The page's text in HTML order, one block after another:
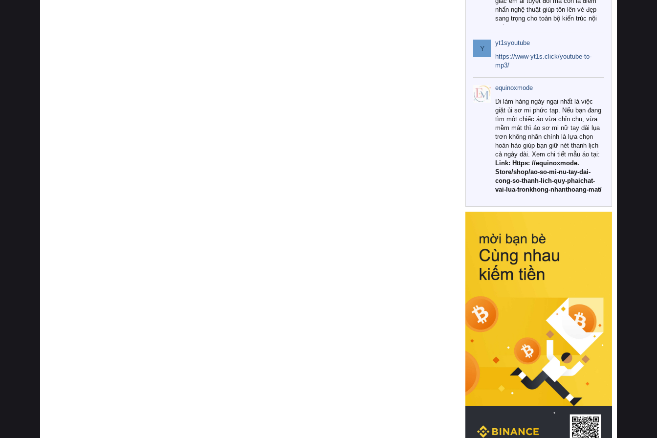
nhấn nghệ thuật giúp tôn lên vẻ đẹp
sang trọng cho toàn bộ kiến trúc nội
Tuy nhiên, giữa thị trường đa dạng
với vô vàn thương hiệu và mẫu mã
như hiện nay, làm thế nào để chọn
được những bộ chăn ga gối đệm cao
cấp thực sự chất lượng, phù hợp với
khí hậu và nhu cầu sử dụng của gia
đình? Hãy cùng chúng tôi đi tìm lời
giải đáp chi tiết qua bài viết dưới đây.
1. Tại sao các gia đình hiện đại lại ưa
chuộng chăn ga gối đệm cao cấp?
Khác với các dòng sản phẩm thông
thường, những bộ chăn ga gối đệm
cao cấp trải qua quy trình sản xuất
nghiêm ngặt từ khâu chọn lọc nguyên
liệu tự nhiên đến công nghệ dệt
nhuộm hiện đại không chứa hóa chất
này, bạn sẽ cảm nhận rõ rệt sự khác
hồi chuẩn xác của phần đệm nâng đỡ
cột sống.
Bên cạnh đó, việc lựa chọn các dòng
sản phẩm đạt chuẩn chất lượng quốc
tế còn giúp ngăn ngừa tình trạng kích
khuẩn và nấm mốc trong điều kiện
thời tiết nóng ẩm. Bạn có thể tìm hiểu
thêm các nghiên cứu khoa học về tác
động của giấc ngủ và môi trường
phòng ngủ đối với sức khỏe con
người tại Sleep Foundation (External
Link) để có cái nhìn toàn diện hơn.
2. Các tiêu chí vàng khi lựa chọn
chăn ga gối đệm cao cấp cho phòng
ngủ
Để sở hữu một bộ chăn ga gối đệm
cao cấp hoàn hảo cả về thẩm mỹ lẫn
công năng, người tiêu dùng cần cân
nhắc kỹ lưỡng các tiêu chí quan trọng
Y
yt1syoutube
https://www-yt1s.click/youtube-to-
mp3/
equinoxmode
Đi làm hàng ngày ngại nhất là việc
giặt ủi sơ mi phức tạp. Nếu bạn đang
tìm một chiếc áo vừa chỉn chu, vừa
mềm mát thì áo sơ mi nữ tay dài lụa
trơn không nhăn chính là lựa chọn
hoàn hảo giúp bạn giữ nét thanh lịch
cả ngày dài. Xem chi tiết mẫu áo tại:
Link: Https: //equinoxmode.
Store/shop/ao-so-mi-nu-tay-dai-
cong-so-thanh-lich-quy-phaichat-
vai-lua-tronkhong-nhanthoang-mat/